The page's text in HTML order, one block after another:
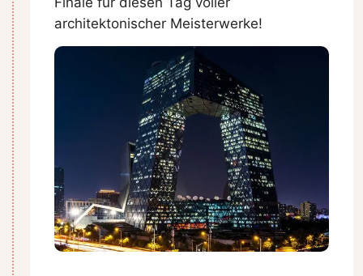
architektonischer Meisterwerke!